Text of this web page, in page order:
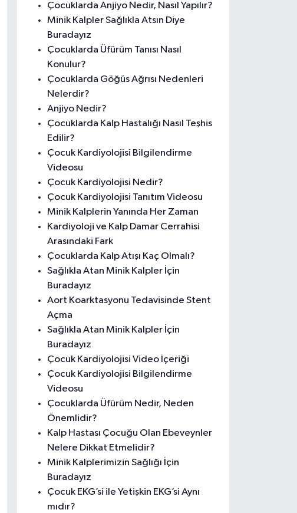
Çocuklarda Anjiyo Nedir, Nasıl Yapılır?
Minik Kalpler Sağlıkla Atsın Diye
Buradayız
Çocuklarda Üfürüm Tanısı Nasıl
Konulur?
Çocuklarda Göğüs Ağrısı Nedenleri
Nelerdir?
Anjiyo Nedir?
Çocuklarda Kalp Hastalığı Nasıl Teşhis
Edilir?
Çocuk Kardiyolojisi Bilgilendirme
Videosu
Çocuk Kardiyolojisi Nedir?
Çocuk Kardiyolojisi Tanıtım Videosu
Minik Kalplerin Yanında Her Zaman
Kardiyoloji ve Kalp Damar Cerrahisi
Arasındaki Fark
Çocuklarda Kalp Atışı Kaç Olmalı?
Sağlıkla Atan Minik Kalpler İçin
Buradayız
Aort Koarktasyonu Tedavisinde Stent
Açma
Sağlıkla Atan Minik Kalpler İçin
Buradayız
Çocuk Kardiyolojisi Video İçeriği
Çocuk Kardiyolojisi Bilgilendirme
Videosu
Çocuklarda Üfürüm Nedir, Neden
Önemlidir?
Kalp Hastası Çocuğu Olan Ebeveynler
Nelere Dikkat Etmelidir?
Minik Kalplerimizin Sağlığı İçin
Buradayız
Çocuk EKG’si ile Yetişkin EKG’si Aynı
mıdır?